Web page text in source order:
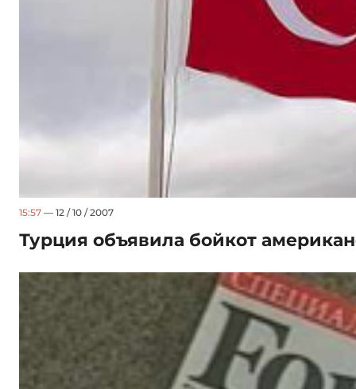
15:57 — 12 / 10 / 2007
Турция объявила бойкот